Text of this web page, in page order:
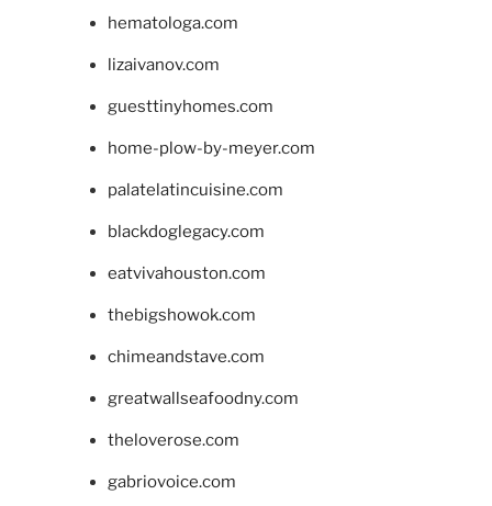
hematologa.com
lizaivanov.com
guesttinyhomes.com
home-plow-by-meyer.com
palatelatincuisine.com
blackdoglegacy.com
eatvivahouston.com
thebigshowok.com
chimeandstave.com
greatwallseafoodny.com
theloverose.com
gabriovoice.com